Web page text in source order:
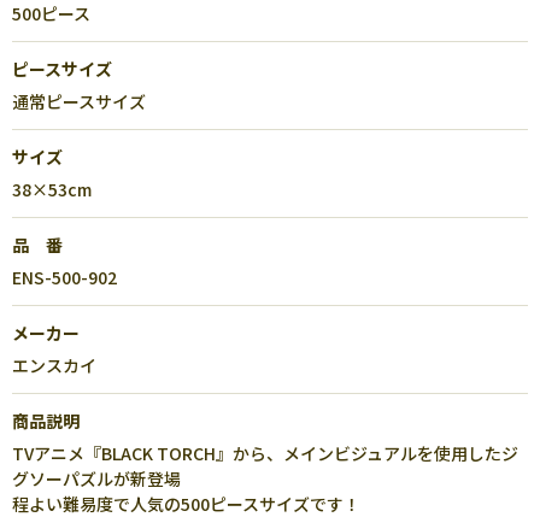
500ピース
ピースサイズ
通常ピースサイズ
サイズ
38×53cm
品 番
ENS-500-902
メーカー
エンスカイ
商品説明
TVアニメ『BLACK TORCH』から、メインビジュアルを使用したジ
グソーパズルが新登場
程よい難易度で人気の500ピースサイズです！